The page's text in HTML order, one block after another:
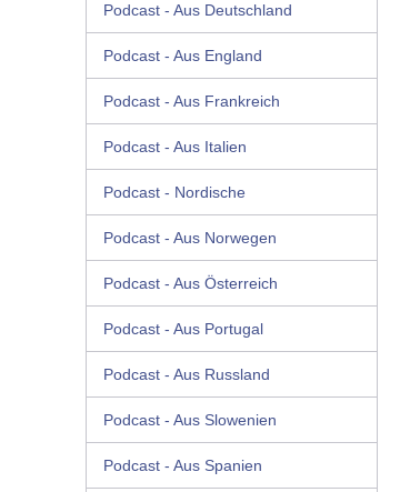
Podcast - Aus Deutschland
Podcast - Aus England
Podcast - Aus Frankreich
Podcast - Aus Italien
Podcast - Nordische
Podcast - Aus Norwegen
Podcast - Aus Österreich
Podcast - Aus Portugal
Podcast - Aus Russland
Podcast - Aus Slowenien
Podcast - Aus Spanien